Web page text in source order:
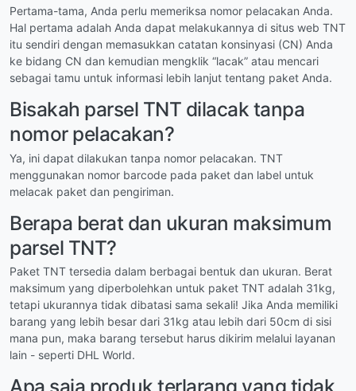
Pertama-tama, Anda perlu memeriksa nomor pelacakan Anda.
Hal pertama adalah Anda dapat melakukannya di situs web TNT
itu sendiri dengan memasukkan catatan konsinyasi (CN) Anda
ke bidang CN dan kemudian mengklik “lacak” atau mencari
sebagai tamu untuk informasi lebih lanjut tentang paket Anda.
Bisakah parsel TNT dilacak tanpa
nomor pelacakan?
Ya, ini dapat dilakukan tanpa nomor pelacakan. TNT
menggunakan nomor barcode pada paket dan label untuk
melacak paket dan pengiriman.
Berapa berat dan ukuran maksimum
parsel TNT?
Paket TNT tersedia dalam berbagai bentuk dan ukuran. Berat
maksimum yang diperbolehkan untuk paket TNT adalah 31kg,
tetapi ukurannya tidak dibatasi sama sekali! Jika Anda memiliki
barang yang lebih besar dari 31kg atau lebih dari 50cm di sisi
mana pun, maka barang tersebut harus dikirim melalui layanan
lain - seperti DHL World.